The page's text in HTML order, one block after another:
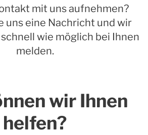
mit uns aufnehmen?
uns eine Nachricht und wir
wie möglich bei Ihnen
melden.
wir Ihnen
helfen?